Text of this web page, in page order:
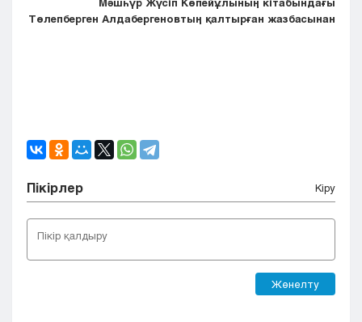
Төлепберген Алдабергеновтың қалтырған жазбасынан
Пікірлер Кіру
Жөнелту